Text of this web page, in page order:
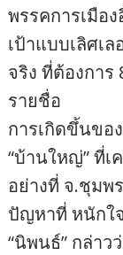
พรรคการเมือ
เป้าแบบเลิศเ
จริง ที่ต้องกา
รายชื่อ
การเกิดขึ้นขอ
“บ้านใหญ่” ที่
อย่างที่ จ.ชุมพ
ปัญหาที่ หนักใ
“นิพนธ์” กล่าว